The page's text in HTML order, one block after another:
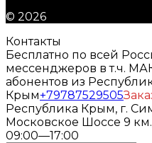
© 2026
Контакты
Бесплатно по всей
мессенджеров в т.ч.
абонентов из
Крым+79787529505
Республика Крым, г.
Московское Шоссе 9 км.
09:00—17:00